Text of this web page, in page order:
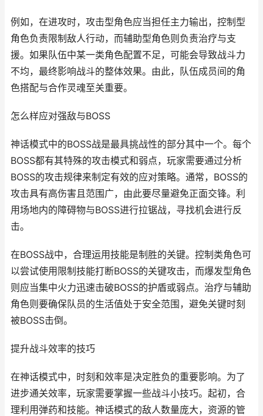
例如，在进攻时，攻击型角色应当担任主力输出，控制型
角色负责限制敌人行动，而辅助型角色则负责治疗与支
援。如果队伍中某一类角色配置不足，可能会导致战斗力
不均，最终影响战斗的整体效果。由此，队伍成员间的角
色搭配与合作灵魂至关重要。
怎么样应对强敌与BOSS
神话模式中的BOSS战是最具挑战性的部分其中一个。每个
BOSS都有其特殊的攻击模式和弱点，玩家需要通过分析
BOSS的攻击规律来制定有效的应对策略。通常，BOSS的
攻击具有高伤害且范围广，由此要尽量避免正面交锋。利
用场地内的障碍物与BOSS进行拉锯战，寻找机会进行反
击。
在BOSS战中，合理运用技能是制胜的关键。控制类角色可
以尝试使用限制技能打断BOSS的关键攻击，而爆发型角色
则应当集中火力迅速击破BOSS的护盾或弱点。治疗与辅助
角色则要确保队员的生活值处于安全范围，避免关键时刻
被BOSS击倒。
提升战斗效率的技巧
在神话模式中，时刻和效率是决定胜负的重要影响。为了
进步通关效率，玩家需要掌握一些战斗小技巧。起初，合
理利用弹药和技能。神话模式的敌人数量庞大，资源的管